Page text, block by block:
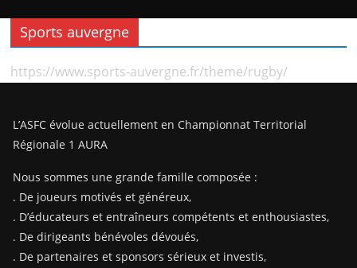
Sports auvergne
https://www.sports-auvergne.fr/theme/rugby/
L’ASFC évolue actuellement en Championnat Territorial
Régionale 1 AURA
Nous sommes une grande famille composée :
. De joueurs motivés et généreux,
. D’éducateurs et entraîneurs compétents et enthousiastes,
. De dirigeants bénévoles dévoués,
. De partenaires et sponsors sérieux et investis,